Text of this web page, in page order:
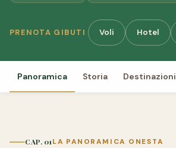
PRENOTA GIBUTI Voli Hotel
Panoramica Storia Destinazioni
CAP. 01LA PANORAMICA ONESTA